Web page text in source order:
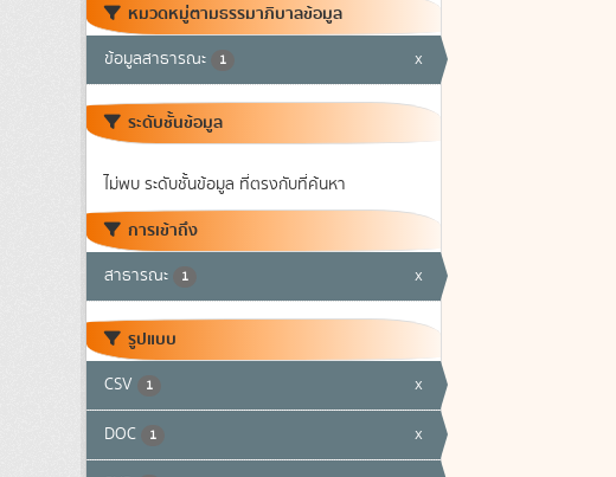
หมวดหมู่ตามธรรมาภิบาลข้อมูล
ข้อมูลสาธารณะ 1 x
ระดับชั้นข้อมูล
ไม่พบ ระดับชั้นข้อมูล ที่ตรงกับที่ค้นหา
การเข้าถึง
สาธารณะ 1 x
รูปแบบ
CSV 1 x
DOC 1 x